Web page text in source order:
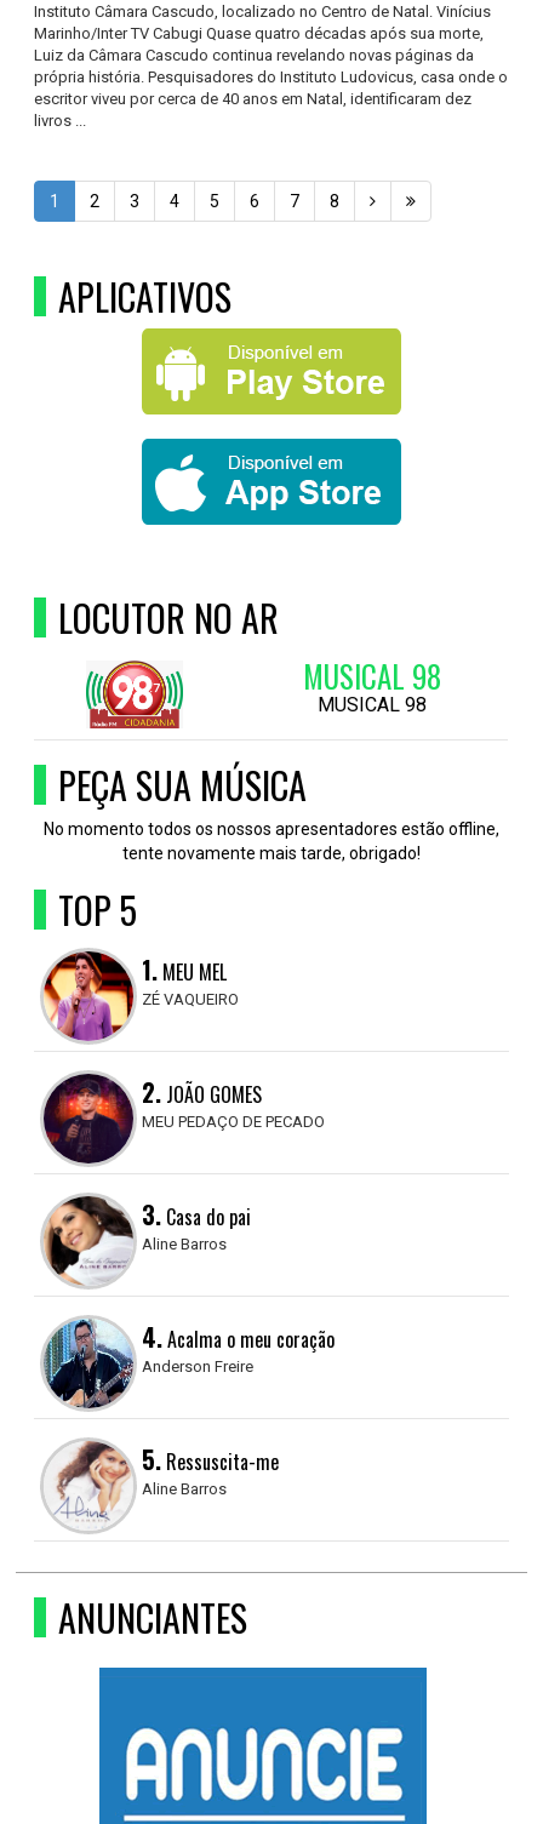
Instituto Câmara Cascudo, localizado no Centro de Natal. Vinícius
Marinho/Inter TV Cabugi Quase quatro décadas após sua morte,
Luiz da Câmara Cascudo continua revelando novas páginas da
própria história. Pesquisadores do Instituto Ludovicus, casa onde o
escritor viveu por cerca de 40 anos em Natal, identificaram dez
livros ...
1 2 3 4 5 6 7 8
APLICATIVOS
LOCUTOR NO AR
MUSICAL 98
MUSICAL 98
PEÇA SUA MÚSICA
No momento todos os nossos apresentadores estão offline,
tente novamente mais tarde, obrigado!
TOP 5
1. MEU MEL
ZÉ VAQUEIRO
2. JOÃO GOMES
MEU PEDAÇO DE PECADO
3. Casa do pai
Aline Barros
4.Acalma o meu coração
Anderson Freire
5. Ressuscita-me
Aline Barros
ANUNCIANTES